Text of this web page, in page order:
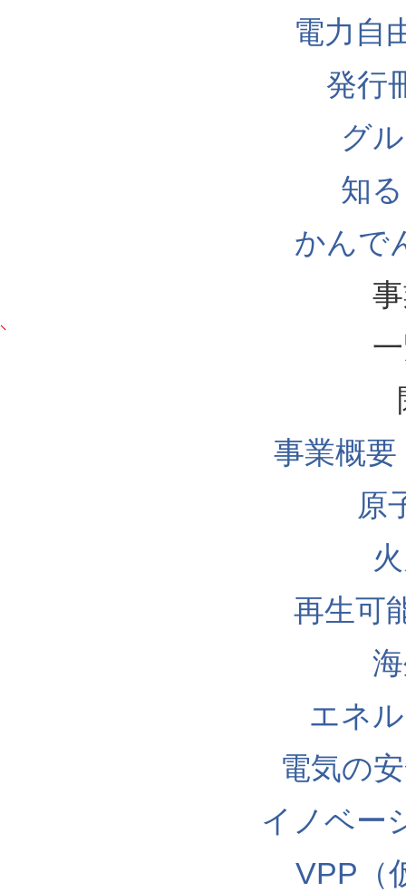
電力自
発行
グ
知
かんで
事業概
原
再生可
エネ
電気の
イノベー
VPP（